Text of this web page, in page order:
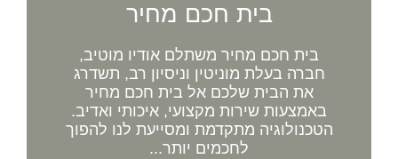
בית חכם מחיר
בית חכם מחיר משתלם אודיו מוטיב,
חברה בעלת מוניטין וניסיון רב, תשדרג
את הבית שלכם אל בית חכם מחיר
באמצעות שירות מקצועי, איכותי ואדיב.
הטכנולוגיה מתקדמת ומסייעת לנו להפוך
לחכמים יותר...